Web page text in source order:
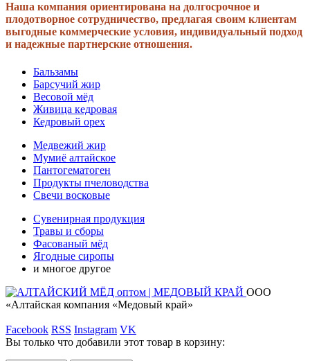
Наша компания ориентирована на долгосрочное и
плодотворное сотрудничество, предлагая своим клиентам
выгодные коммерческие условия, индивидуальный подход
и надежные партнерские отношения.
Бальзамы
Барсучий жир
Весовой мёд
Живица кедровая
Кедровый орех
Медвежий жир
Мумиё алтайское
Пантогематоген
Продукты пчеловодства
Свечи восковые
Сувенирная продукция
Травы и сборы
Фасованый мёд
Ягодные сиропы
и многое другое
ООО
«Алтайская компания «Медовый край»
Facebook RSS Instagram VK
Вы только что добавили этот товар в корзину: